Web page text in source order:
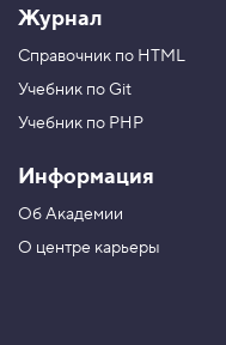
Журнал
Справочник по HTML
Учебник по Git
Учебник по PHP
Информация
Об Академии
О центре карьеры